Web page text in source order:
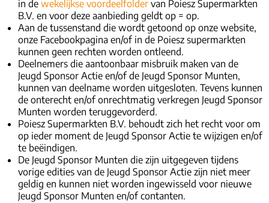
in de wekelijkse voordeelfolder van Poiesz Supermarkten
B.V. en voor deze aanbieding geldt op = op.
Aan de tussenstand die wordt getoond op onze website,
onze Facebookpagina en/of in de Poiesz supermarkten
kunnen geen rechten worden ontleend.
Deelnemers die aantoonbaar misbruik maken van de
Jeugd Sponsor Actie en/of de Jeugd Sponsor Munten,
kunnen van deelname worden uitgesloten. Tevens kunnen
de onterecht en/of onrechtmatig verkregen Jeugd Sponsor
Munten worden teruggevorderd.
Poiesz Supermarkten B.V. behoudt zich het recht voor om
op ieder moment de Jeugd Sponsor Actie te wijzigen en/of
te beëindigen.
De Jeugd Sponsor Munten die zijn uitgegeven tijdens
vorige edities van de Jeugd Sponsor Actie zijn niet meer
geldig en kunnen niet worden ingewisseld voor nieuwe
Jeugd Sponsor Munten en/of contanten.